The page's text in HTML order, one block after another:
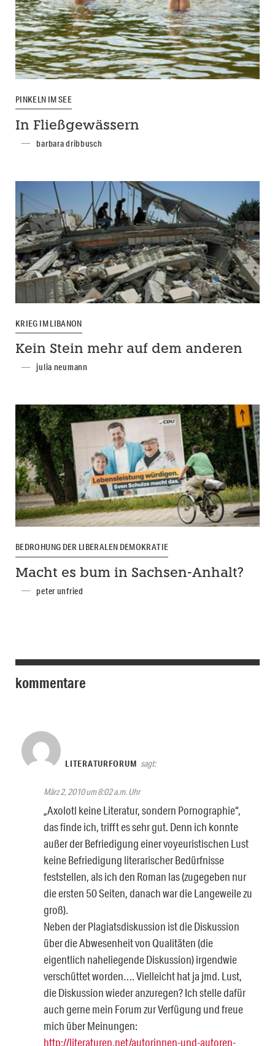
PINKELN IM SEE
In Fließgewässern
barbara dribbusch
KRIEG IM LIBANON
Kein Stein mehr auf dem anderen
julia neumann
BEDROHUNG DER LIBERALEN DEMOKRATIE
Macht es bum in Sachsen-Anhalt?
peter unfried
kommentare
LITERATURFORUM sagt:
März 2, 2010 um 8:02 a.m. Uhr
„Axolotl keine Literatur, sondern Pornographie“,
das finde ich, trifft es sehr gut. Denn ich konnte
außer der Befriedigung einer voyeuristischen Lust
keine Befriedigung literarischer Bedürfnisse
feststellen, als ich den Roman las (zugegeben nur
die ersten 50 Seiten, danach war die Langeweile zu
groß).
Neben der Plagiatsdiskussion ist die Diskussion
über die Abwesenheit von Qualitäten (die
eigentlich naheliegende Diskussion) irgendwie
verschüttet worden…. Vielleicht hat ja jmd. Lust,
die Diskussion wieder anzuregen? Ich stelle dafür
auch gerne mein Forum zur Verfügung und freue
mich über Meinungen:
http://literaturen.net/autorinnen-und-autoren-